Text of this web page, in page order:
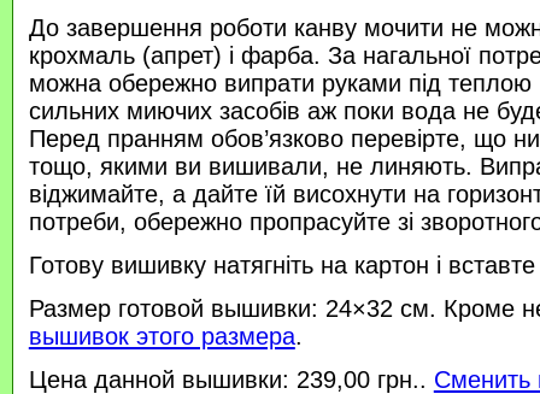
До завершення роботи канву мочити не
крохмаль (апрет) і фарба. За нагальної
можна обережно випрати руками під
сильних миючих засобів аж поки вода не
Перед пранням обов’язково перевірте, що
тощо, якими ви вишивали, не линяють.
віджимайте, а дайте їй висохнути на
потреби, обережно пропрасуйте зі
Готову вишивку натягніть на картон і
Размер готовой вышивки: 24×32 см. Кроме
вышивок этого размера.
Цена данной вышивки: 239,00 грн.. Сменить